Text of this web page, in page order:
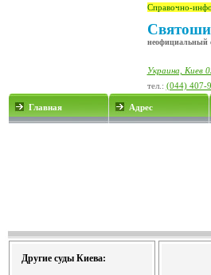
Справочно-
неофициальный
Украина, Киев
тел.: (044) 407-
Главная Адрес
Другие суды Киева: